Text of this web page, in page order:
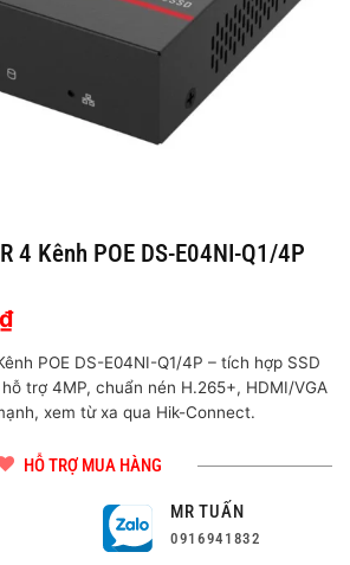
4 Kênh POE DS-E04NI-Q1/4P
₫
POE DS-E04NI-Q1/4P – tích hợp SSD
trợ 4MP, chuẩn nén H.265+, HDMI/VGA
xem từ xa qua Hik-Connect.
HỖ TRỢ MUA HÀNG
MR TUẤN
0916941832